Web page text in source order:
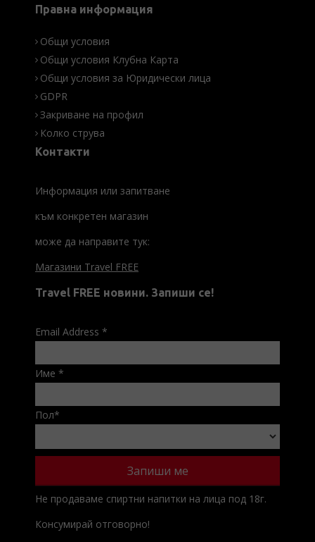
Правна информация
Общи условия
Общи условия Клубна Карта
Общи условия за Юридически лица
GDPR
Закриване на профил
Колко струва
Контакти
Информация или запитване
към конкретен магазин
може да направите тук:
Магазини Travel FREE
Travel FREE новини. Запиши се!
Email Address *
Име *
Пол*
Не продаваме спиртни напитки на лица под 18г.
Консумирай отговорно!